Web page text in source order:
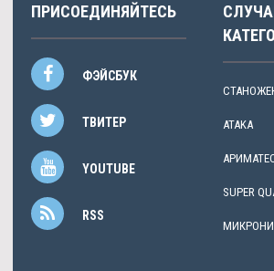
ПРИСОЕДИНЯЙТЕСЬ
ФЭЙСБУК
ТВИТЕР
YOUTUBE
RSS
ATAKA
SUPER